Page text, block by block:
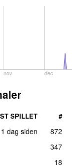
nov dec
SPILLET #
1 dag siden
872
347
18